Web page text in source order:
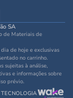
SA
de Materiais de
de hoje e exclusivas
no carrinho.
sujeitas à análise,
e informações sobre
prévio.
TECNOLOGIA